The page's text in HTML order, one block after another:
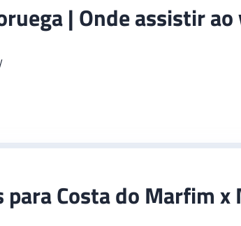
| Onde assistir ao
para Costa do Marfim x